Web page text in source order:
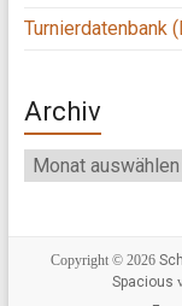
Turnierdatenbank
Archiv
Archiv
Copyright © 2026
Spacious